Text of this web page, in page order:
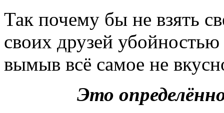
Так почему бы не взять
своих друзей
вымыв всё самое не
Это